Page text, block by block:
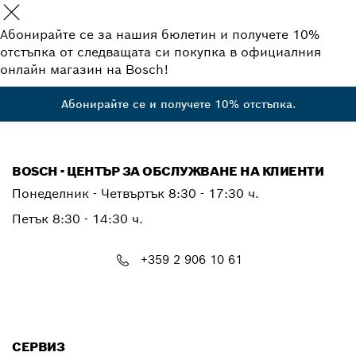
Абонирайте се за нашия бюлетин и получете 10%
отстъпка от следващата си покупка в официалния
онлайн магазин на Bosch!
Абонирайте се и получете 10% отстъпка.
BOSCH - ЦЕНТЪР ЗА ОБСЛУЖВАНЕ НА КЛИЕНТИ
Понеделник - Четвъртък 8:30 - 17:30 ч.
Петък 8:30 - 14:30 ч.
+359 2 906 10 61
СЕРВИЗ